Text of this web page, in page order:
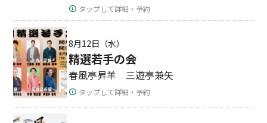
タップして詳細・予約
8月12日（水）
精選若手の会
春風亭昇羊 三遊亭兼矢
タップして詳細・予約